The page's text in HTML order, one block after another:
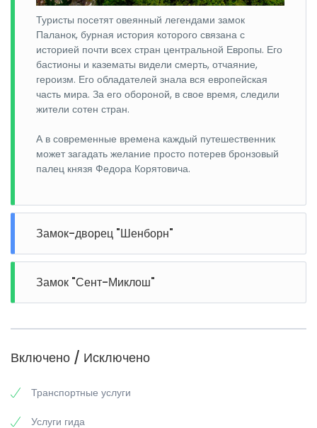
Туристы посетят овеянный легендами замок
Паланок, бурная история которого связана с
историей почти всех стран центральной Европы. Его
бастионы и казематы видели смерть, отчаяние,
героизм. Его обладателей знала вся европейская
часть мира. За его обороной, в свое время, следили
жители сотен стран.
А в современные времена каждый путешественник
может загадать желание просто потерев бронзовый
палец князя Федора Корятовича.
Замок-дворец "Шенборн"
Замок "Сент-Миклош"
Включено / Исключено
Транспортные услуги
Услуги гида